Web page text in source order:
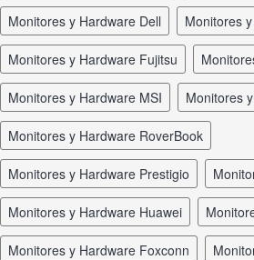
Monitores y Hardware Dell Monitores
Monitores y Hardware Fujitsu
Monitores y Hardware MSI
Monitores y Hardware RoverBook
Monitores y Hardware Prestigio
Monitores y Hardware Huawei
Monitores y Hardware Foxconn